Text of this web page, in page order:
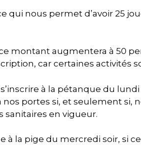
qui nous permet d’avoir 25
montant augmentera à 50
car certaines activités
à la pétanque du
nos portes si, et seulement si,
sanitaires en vigueur.
à la pige du mercredi soir, si